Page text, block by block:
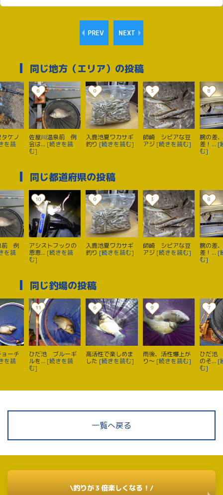
PREV NEXT
同じ地方（エリア）の投稿
ケノ
を読
6
佐屋川温泉前 例
会は... [続きを読
む]
0
入鹿池夏ワカサギ
釣り [続きを読む]
3
師崎 シビアな豆
アジ [続きを読む]
8
腕の差
差！... [
む]
同じ都道府県の投稿
前 例
を読
10
アシストフックの
恩恵... [続きを読
む]
0
入鹿池夏ワカサギ
釣り [続きを読む]
3
師崎 シビアな豆
アジ [続きを読む]
8
腕の差
差！... [
む]
同じ釣場の投稿
ーチ
を読
11
ひだ池 ブルーギ
ルを... [続きを読
む]
6
高活性で楽しめま
した [続きを読む]
9
雨後、活性爆上が
り～ [続きを読む]
7
ひだ池
のそ... [
む]
一覧へ戻る
\釣りが３倍楽しくなる！/